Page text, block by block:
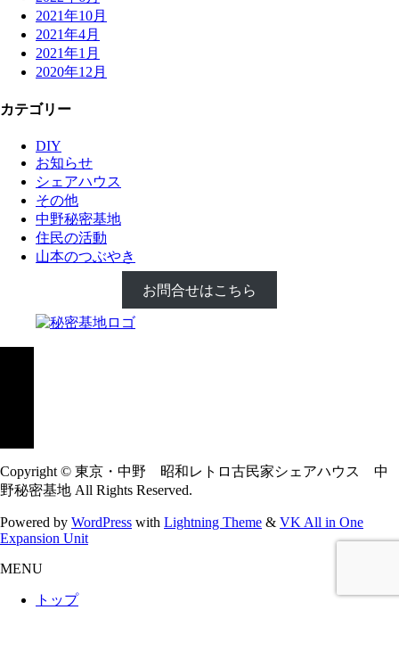
2021年10月
2021年4月
2021年1月
2020年12月
カテゴリー
DIY
お知らせ
シェアハウス
その他
中野秘密基地
住民の活動
山本のつぶやき
お問合せはこちら
Copyright © 東京・中野 昭和レトロ古民家シェアハウス 中
野秘密基地 All Rights Reserved.
Powered by WordPress with Lightning Theme & VK All in One
Expansion Unit
MENU
トップ